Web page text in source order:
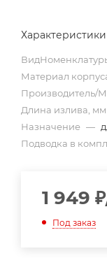
Характеристики
Материал
Производитель/
Длина излива, мм
Назначение —
Подводка в
1 949 ₽
Под заказ